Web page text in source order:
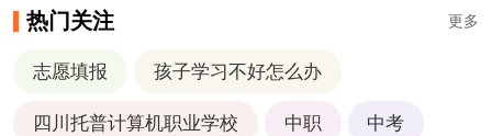
热门关注 更多
志愿填报 孩子学习不好怎么办
四川托普计算机职业学校 中职 中考